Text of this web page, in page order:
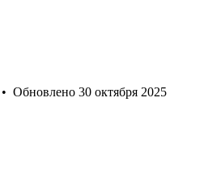
• Обновлено 30 октября 2025